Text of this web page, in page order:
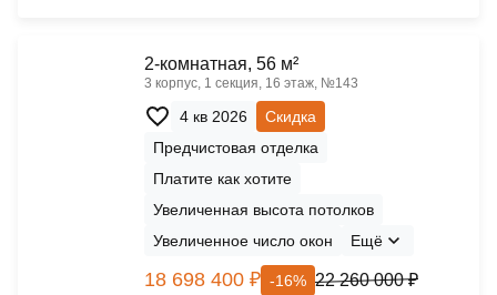
2-комнатная, 56 м²
3 корпус, 1 секция, 16 этаж, №143
4 кв 2026
Скидка
Предчистовая отделка
Платите как хотите
Увеличенная высота потолков
Увеличенное число окон
Ещё
18 698 400 ₽ -16% 22 260 000 ₽